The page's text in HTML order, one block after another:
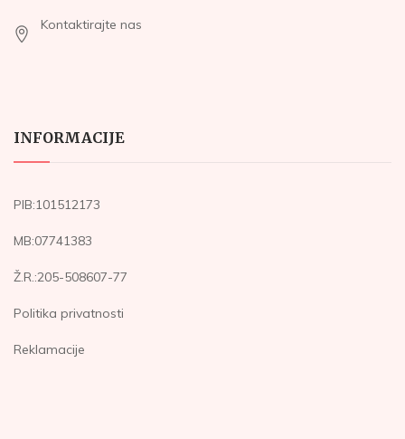
Kontaktirajte nas
INFORMACIJE
PIB:101512173
MB:07741383
Ž.R.:205-508607-77
Politika privatnosti
Reklamacije